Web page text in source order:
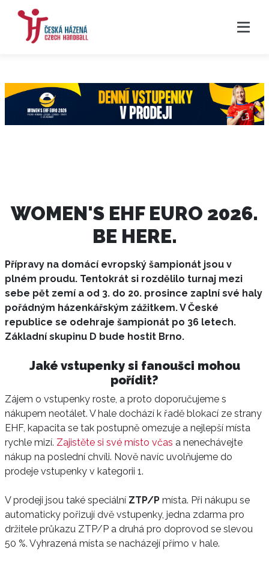
WOMEN'S EHF EURO 2026.
BE HERE.
Přípravy na domácí evropský šampionát jsou v
plném proudu. Tentokrát si rozdělilo turnaj mezi
sebe pět zemí a od 3. do 20. prosince zaplní své haly
pořádným házenkářským zážitkem. V České
republice se odehraje šampionát po 36 letech.
Základní skupinu D bude hostit Brno.
Jaké vstupenky si fanoušci mohou
pořídit?
Zájem o vstupenky roste, a proto doporučujeme s
nákupem neotálet. V hale dochází k řadě blokací ze strany
EHF, kapacita se tak postupně omezuje a nejlepší místa
rychle mizí. Zajistěte si své místo včas a nenechávejte
nákup na poslední chvíli. Nově navíc uvolňujeme do
prodeje vstupenky v kategorii 1.
V prodeji jsou také speciální ZTP/P místa. Při nákupu se
automaticky pořizují dvě vstupenky, jedna zdarma pro
držitele průkazu ZTP/P a druhá pro doprovod se slevou
50 %. Vyhrazená místa se nacházejí přímo v hale.